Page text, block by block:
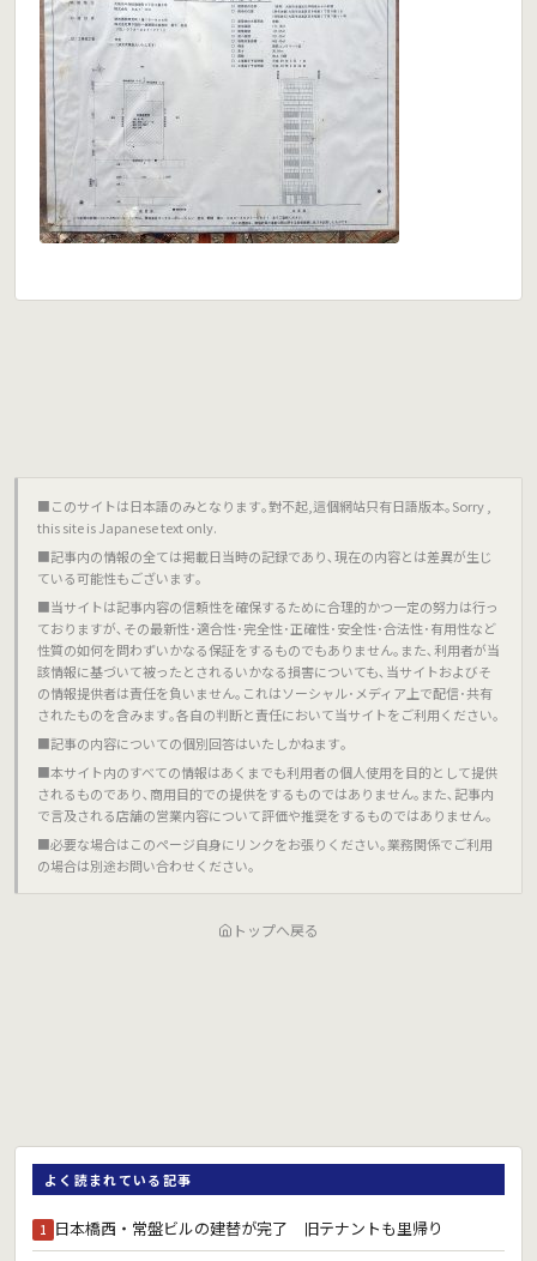
■このサイトは日本語のみとなります｡對不起,這個網站只有日語版本｡Sorry ,
this site is Japanese text only.
■記事内の情報の全ては掲載日当時の記録であり､現在の内容とは差異が生じ
ている可能性もございます｡
■当サイトは記事内容の信頼性を確保するために合理的かつ一定の努力は行っ
ておりますが､その最新性･適合性･完全性･正確性･安全性･合法性･有用性など
性質の如何を問わずいかなる保証をするものでもありません｡また､利用者が当
該情報に基づいて被ったとされるいかなる損害についても､当サイトおよびそ
の情報提供者は責任を負いません｡これはソーシャル･メディア上で配信･共有
されたものを含みます｡各自の判断と責任において当サイトをご利用ください｡
■記事の内容についての個別回答はいたしかねます｡
■本サイト内のすべての情報はあくまでも利用者の個人使用を目的として提供
されるものであり､商用目的での提供をするものではありません｡また､記事内
で言及される店舗の営業内容について評価や推奨をするものではありません｡
■必要な場合はこのページ自身にリンクをお張りください｡業務関係でご利用
の場合は別途お問い合わせください｡
トップへ戻る
よく読まれている記事
1 日本橋西・常盤ビルの建替が完了 旧テナントも里帰り